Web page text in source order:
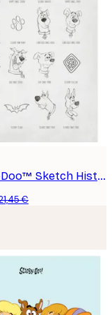
in casa!
Scooby-Doo™ Sketch History Poster
€